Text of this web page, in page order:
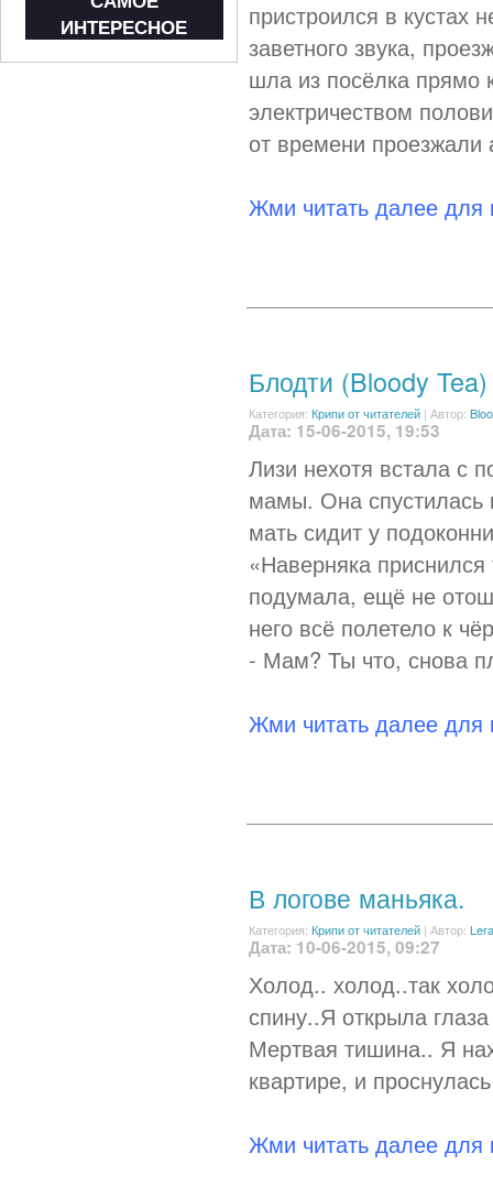
пристроился в кустах
заветного звука,
шла из посёлка
электричеством
от времени проезжали
Жми читать далее для
Блодти (Bloody
Категория: Крипи от читателей | Автор:
Дата: 15-06-2015, 19:53
Лизи нехотя встала с
мамы. Она спустилась
мать сидит у
«Наверняка приснился
подумала, ещё не
него всё полетело к
- Мам? Ты что, снова
Жми читать далее для
В логове маньяка.
Категория: Крипи от читателей | Автор:
Дата: 10-06-2015, 09:27
Холод.. холод..так
спину..Я открыла
Мертвая тишина.. Я
квартире, и
Жми читать далее для
ИНТЕРЕСНОЕ